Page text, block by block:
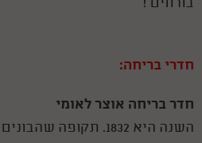
בורחים !
חדרי בריחה:
חדר בריחה אוצר לאומי
השנה היא 1832. תקופה